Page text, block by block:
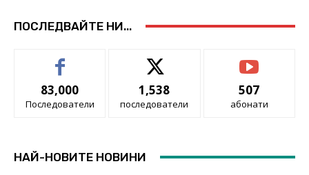
ПОСЛЕДВАЙТЕ НИ...
83,000
Последователи
1,538
последователи
507
абонати
НАЙ-НОВИТЕ НОВИНИ